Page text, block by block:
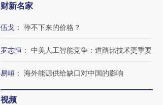
财新名家
伍戈 ： 停不下来的价格？
罗志恒 ： 中美人工智能竞争：道路比技术更重要
易峘 ： 海外能源供给缺口对中国的影响
视频